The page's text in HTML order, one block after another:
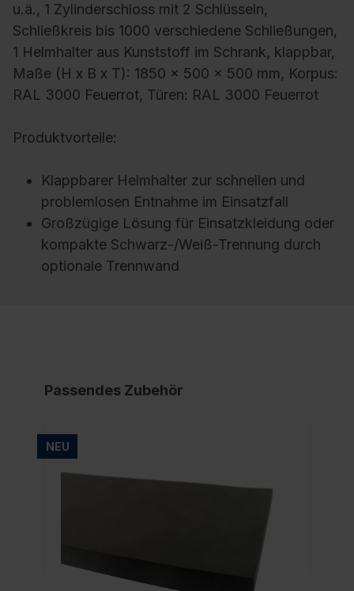
u.ä., 1 Zylinderschloss mit 2 Schlüsseln,
Schließkreis bis 1000 verschiedene Schließungen,
1 Helmhalter aus Kunststoff im Schrank, klappbar,
Maße (H x B x T): 1850 x 500 x 500 mm, Korpus:
RAL 3000 Feuerrot, Türen: RAL 3000 Feuerrot
Produktvorteile:
Klappbarer Helmhalter zur schnellen und
problemlosen Entnahme im Einsatzfall
Großzügige Lösung für Einsatzkleidung oder
kompakte Schwarz-/Weiß-Trennung durch
optionale Trennwand
Passendes Zubehör
NEU